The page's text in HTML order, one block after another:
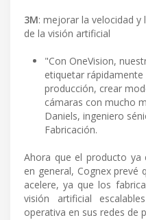
3M: mejorar la velocidad
de la visión artificial
"Con OneVision,
etiquetar
producción, crear
cámaras con mucho
Daniels, ingeniero
Fabricación.
Ahora que el producto ya
en general, Cognex prevé
acelere, ya que los
visión artificial
operativa en sus redes de